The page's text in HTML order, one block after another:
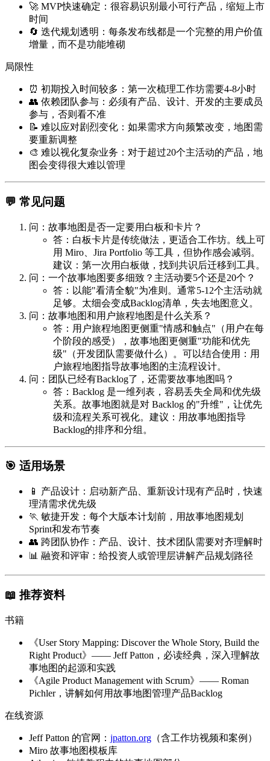
🚀 MVP快速确定 ：很容易识别最小可行产品，缩短上市
时间
🔄 迭代规划透明 ：每条发布线都是一个完整的用户价值
增量，而不是功能堆砌
局限性
⏰ 初期投入时间较多 ：第一次梳理工作坊需要4-8小时
👥 依赖团队参与 ：必须有产品、设计、开发的主要成员
参与，否则看不准
📝 难以应对剧烈变化 ：如果需求方向频繁改变，地图需
要重新调整
🎨 难以视化复杂业务 ：对于超过20个主活动的产品，地
图会变得很大难以管理
💬 常见问题
问：故事地图是否一定要用白板和卡片？
答：白板卡片是传统做法，更适合工作坊。线上可
用 Miro、Jira Portfolio 等工具，但协作感会减弱。
建议：第一次用白板做，找到共识后迁移到工具。
问：一个故事地图要多细致？主活动要5个还是20个？
答：以能"看清全貌"为准则。通常5-12个主活动就
足够。太细会变成Backlog清单，失去地图意义。
问：故事地图和用户旅程地图是什么关系？
答：用户旅程地图更侧重"情感和触点"（用户在每
个阶段的感受），故事地图更侧重"功能和优先
级"（开发团队需要做什么）。可以结合使用：用
户旅程地图指导故事地图的主流程设计。
问：团队已经有Backlog了，还需要故事地图吗？
答：Backlog 是一维列表，容易丢失全局和优先级
关系。故事地图就是对 Backlog 的"升维"，让优先
级和流程关系可视化。建议：用故事地图指导
Backlog的排序和分组。
🎯 适用场景
📱 产品设计 ：启动新产品、重新设计现有产品时，快速
理清需求优先级
🏃 敏捷开发 ：每个大版本计划前，用故事地图规划
Sprint和发布节奏
👥 跨团队协作 ：产品、设计、技术团队需要对齐理解时
📊 融资和评审 ：给投资人或管理层讲解产品规划路径
📖 推荐资料
书籍
《User Story Mapping: Discover the Whole Story, Build the
Right Product》—— Jeff Patton，必读经典，深入理解故
事地图的起源和实践
《Agile Product Management with Scrum》—— Roman
Pichler，讲解如何用故事地图管理产品Backlog
在线资源
Jeff Patton 的官网： jpatton.org （含工作坊视频和案例）
Miro 故事地图模板库